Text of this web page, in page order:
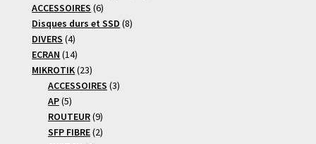
ACCESSOIRES 66
produits
Disques durs et SSD 88
DIVERS 44
produits
ECRAN 1414
produits
MIKROTIK 2323
produits
ACCESSOIRES 33
AP 55
produits
ROUTEUR 99
produits
SFP FIBRE 22